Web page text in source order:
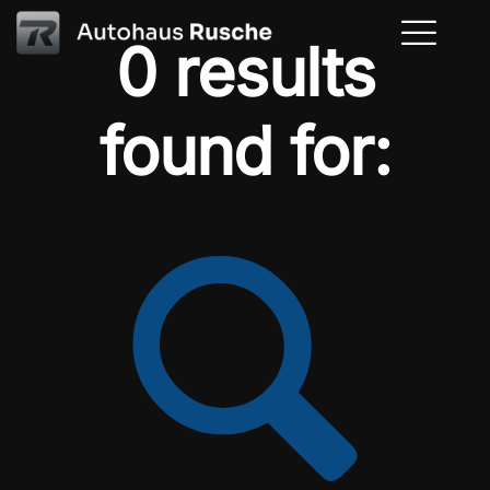
0 results
found for: